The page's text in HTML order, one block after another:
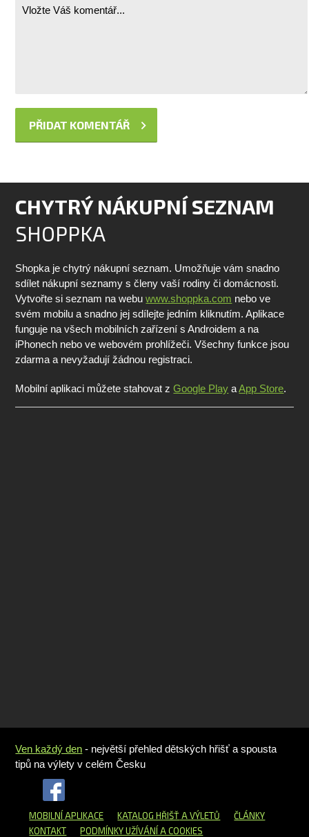
CHYTRÝ NÁKUPNÍ SEZNAM
SHOPPKA
Shopka je chytrý nákupní seznam. Umožňuje vám snadno
sdílet nákupní seznamy s členy vaší rodiny či domácnosti.
Vytvořte si seznam na webuwww.shoppka.com nebo ve
svém mobilu a snadno jej sdílejte jedním kliknutím. Aplikace
funguje na všech mobilních zařízení s Androidem a na
iPhonech nebo ve webovém prohlížeči. Všechny funkce jsou
zdarma a nevyžadují žádnou registraci.
Mobilní aplikaci můžete stahovat zGoogle Play aApp Store.
Ven každý den - největší přehled dětských hřišť a spousta
tipů na výlety v celém Česku
MOBILNÍ APLIKACE KATALOG HŘIŠŤA VÝLETŮ
ČLÁNKY
KONTAKT
PODMÍNKY UŽÍVÁNÍ A COOKIES